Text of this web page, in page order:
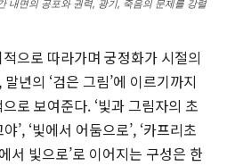
내면의 공포와 권력, 광기, 죽음의 문제를 강렬
으로 따라가며 궁정화가 시절의
년의 ‘검은 그림’에 이르기까지
로 보여준다. ‘빛과 그림자의 초
’, ‘빛에서 어둠으로’, ‘카프리초
서 빛으로’로 이어지는 구성은 한